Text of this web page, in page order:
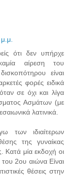
ότι δεν υπήρχε
αίρεση του
είναι
φορές ειδικά
σε όχι και λίγα
Ασμάτων (με
λατινικά.
των ιδιαίτερων
της γυναίκας
Κατά μία εκδοχή οι
2ου αιώνα Είναι
θέσεις στην